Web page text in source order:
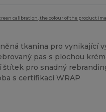
calibration, the colour of the product
tkanina pro vynikající
pas s plochou
štítek pro snadný
s certifikací WRAP